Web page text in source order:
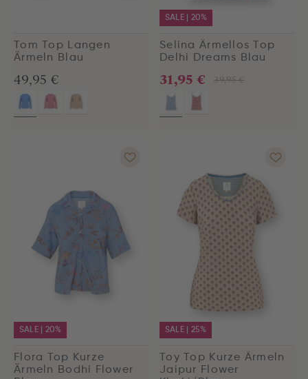
Tom Top Langen
Ärmeln Blau
49,95 €
SALE | 20%
Selina Ärmellos Top
Delhi Dreams Blau
39,95 €
31,95 €
SALE | 20%
Flora Top Kurze
Ärmeln Bodhi Flower
SALE | 25%
Toy Top Kurze Ärmeln
Jaipur Flower